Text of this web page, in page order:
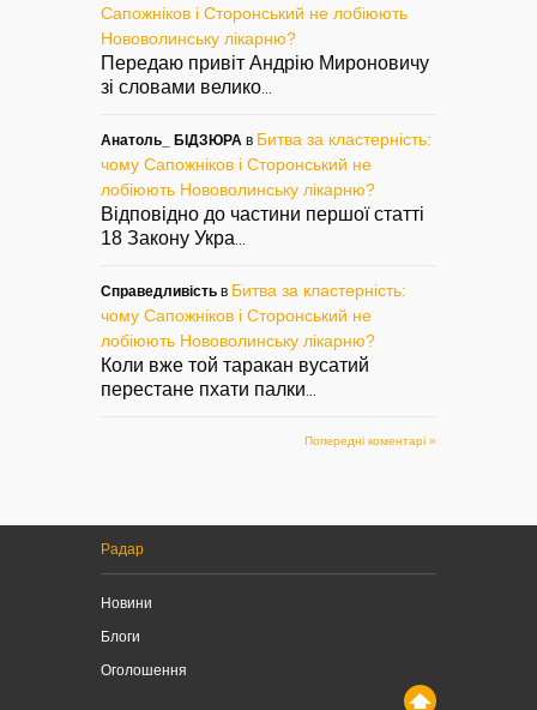
Сапожніков і Сторонський не лобіюють
Нововолинську лікарню?
Передаю привіт Андрію Мироновичу
зі словами велико
Анатоль_ БІДЗЮРА в Битва за кластерність:
чому Сапожніков і Сторонський не
лобіюють Нововолинську лікарню?
Відповідно до частини першої статті
18 Закону Укра
Справедливість в Битва за кластерність:
чому Сапожніков і Сторонський не
лобіюють Нововолинську лікарню?
Коли вже той таракан вусатий
перестане пхати палки
Попередні коментарі »
Радар
Новини
Блоги
Оголошення